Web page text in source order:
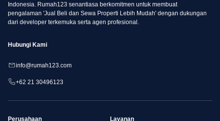
Indonesia. Rumah123 senantiasa berkomitmen untuk membuat
pengalaman 'Jual Beli dan Sewa Properti Lebih Mudah' dengan dukungan
dari developer terkemuka serta agen profesional.
Perusahaan Layanan
Hubungi Kami
info@rumah123.com
+62 21 30496123